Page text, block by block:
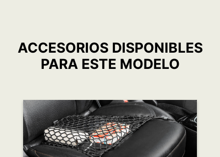
ACCESORIOS DISPONIBLES
PARA ESTE MODELO